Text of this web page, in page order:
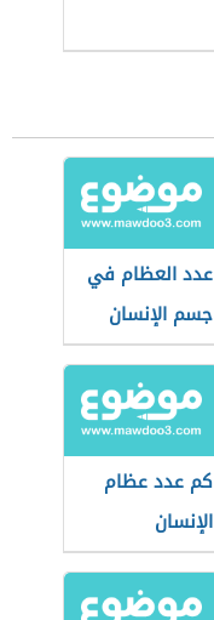
عدد العظام في
جسم الإنسان
كم عدد عظام
الإنسان